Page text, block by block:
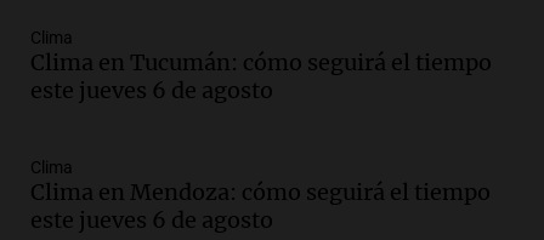
sus expectativas
Ahora país
Episodios
primeros ocho"
Deportes Rosario
Clima
Clima en Tucumán: cómo seguirá el tiempo
este jueves 6 de agosto
Clima
Clima en Mendoza: cómo seguirá el tiempo
este jueves 6 de agosto